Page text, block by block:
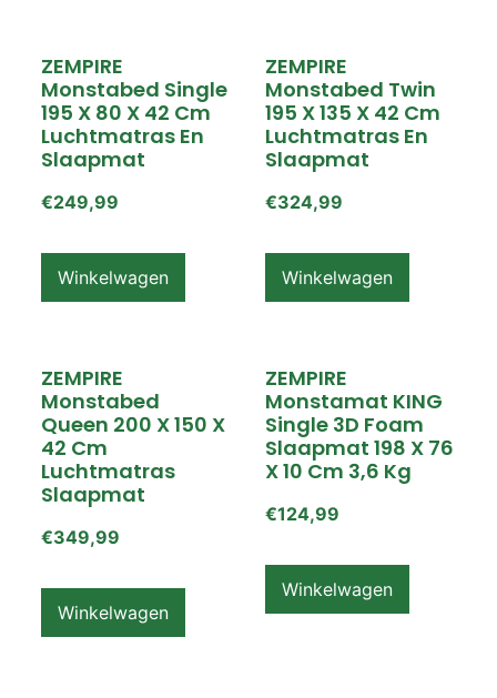
ZEMPIRE
Monstabed Single
195 X 80 X 42 Cm
Luchtmatras En
Slaapmat
€249,99
Winkelwagen
ZEMPIRE
Monstabed Twin
195 X 135 X 42 Cm
Luchtmatras En
Slaapmat
€324,99
Winkelwagen
ZEMPIRE
Monstabed
Queen 200 X 150 X
42 Cm
Luchtmatras
Slaapmat
€349,99
Winkelwagen
ZEMPIRE
Monstamat KING
Single 3D Foam
Slaapmat 198 X 76
X 10 Cm 3,6 Kg
€124,99
Winkelwagen